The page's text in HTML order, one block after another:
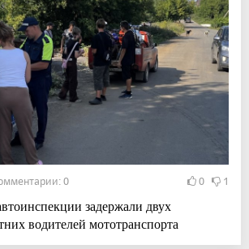
0 0 1
задержали двух
водителей мототранспорта